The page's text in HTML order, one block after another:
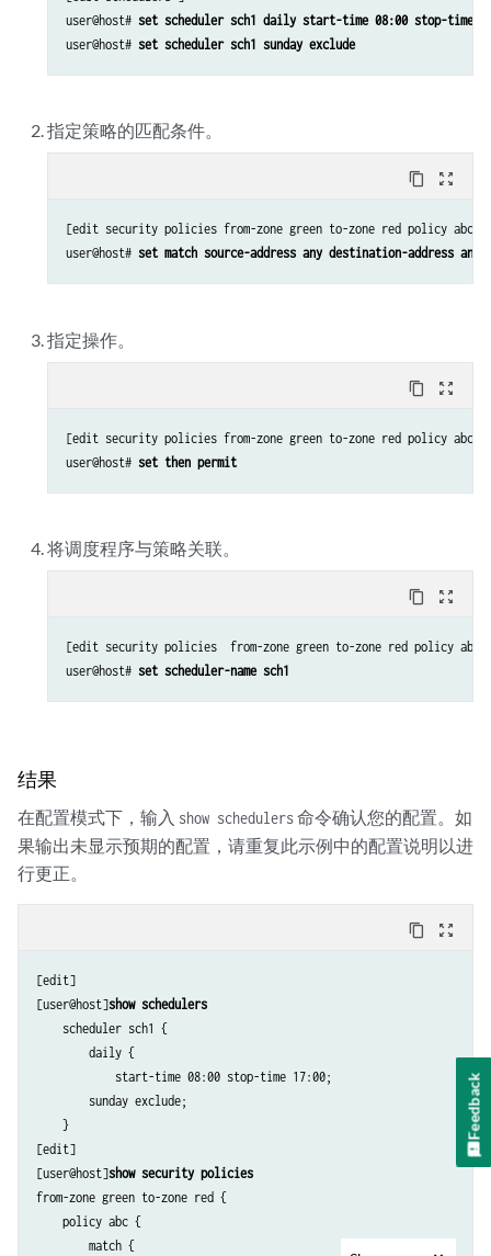
user@host# set scheduler sch1 daily start-time 08:00 stop-time
user@host# set scheduler sch1 sunday exclude
指定策略的匹配条件。
content_copy zoom_out_map
[edit security policies from-zone green to-zone red policy abc]
user@host# set match source-address any destination-address any
指定操作。
content_copy zoom_out_map
[edit security policies from-zone green to-zone red policy abc]
user@host# set then permit
将调度程序与策略关联。
content_copy zoom_out_map
[edit security policies  from-zone green to-zone red policy abc
user@host# set scheduler-name sch1
结果
在配置模式下，输入 show schedulers命令确认您的配置。如
果输出未显示预期的配置，请重复此示例中的配置说明以进
行更正。
content_copy zoom_out_map
[edit]
[user@host]show schedulers
    scheduler sch1 {
        daily {
            start-time 08:00 stop-time 17:00;
        sunday exclude;
    }
[edit]
[user@host]show security policies
from-zone green to-zone red {
    policy abc {
        match {
Feedback